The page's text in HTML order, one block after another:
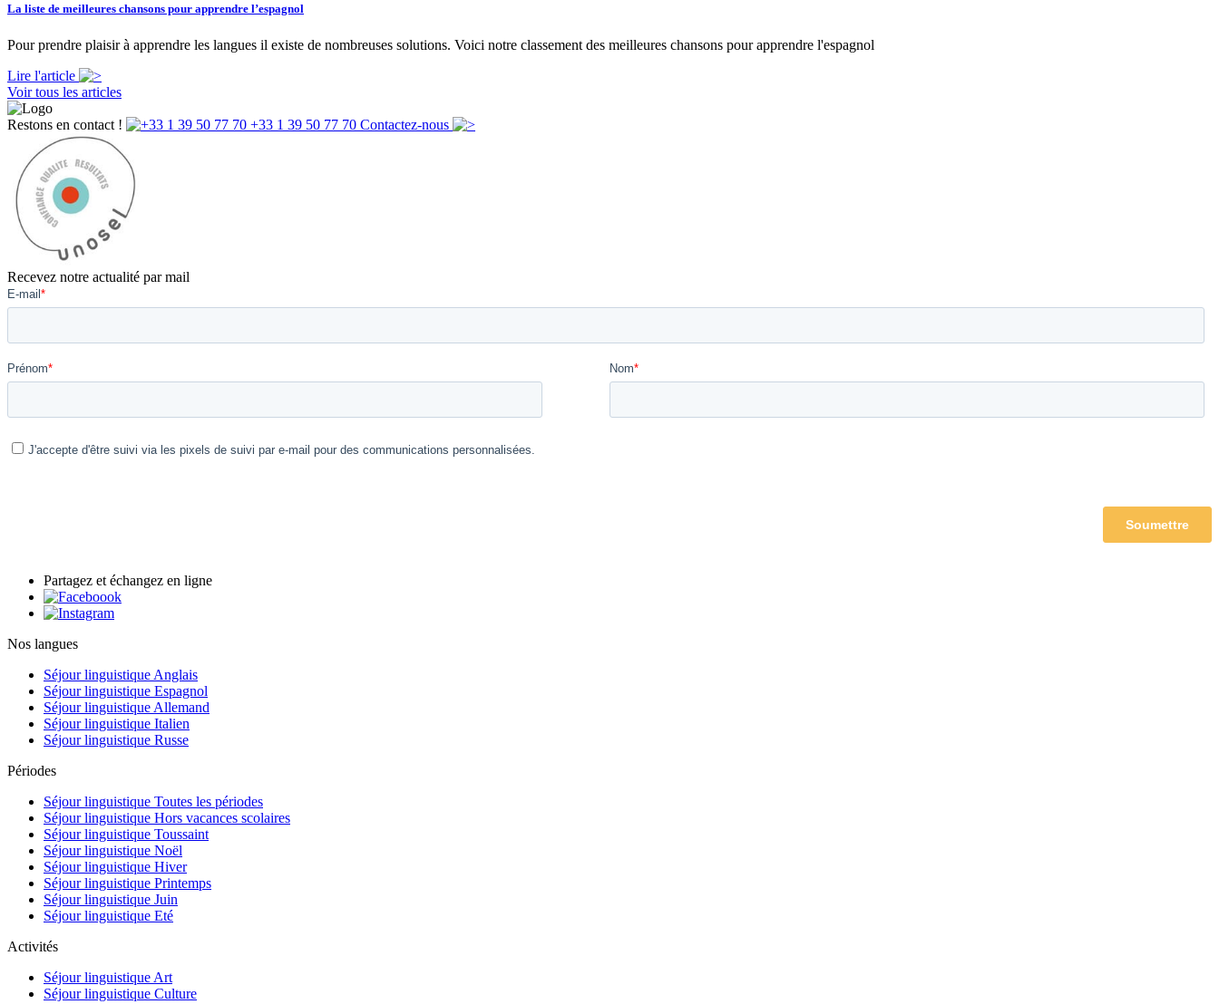
La liste de meilleures chansons pour apprendre l’espagnol
Pour prendre plaisir à apprendre les langues il existe de nombreuses solutions. Voici notre classement des meilleures chansons pour apprendre l'espagnol
Lire l'article
Voir tous les articles
Restons en contact ! +33 1 39 50 77 70 Contactez-nous
Recevez notre actualité par mail
Partagez et échangez en ligne
Nos langues
Séjour linguistique Anglais
Séjour linguistique Espagnol
Séjour linguistique Allemand
Séjour linguistique Italien
Séjour linguistique Russe
Périodes
Séjour linguistique Toutes les périodes
Séjour linguistique Hors vacances scolaires
Séjour linguistique Toussaint
Séjour linguistique Noël
Séjour linguistique Hiver
Séjour linguistique Printemps
Séjour linguistique Juin
Séjour linguistique Eté
Activités
Séjour linguistique Art
Séjour linguistique Culture